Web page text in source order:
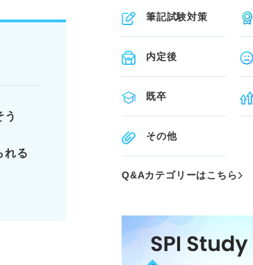
た
う
れる
筆記試験対策
内定後
既卒
その他
Q&Aカテゴリーはこちら